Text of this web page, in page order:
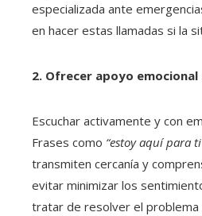
especializada ante
en hacer estas llamadas si la
2. Ofrecer apoyo emocional
Escuchar activamente y con
Frases como “estoy aquí para
transmiten cercanía y
evitar minimizar los
tratar de resolver el problema